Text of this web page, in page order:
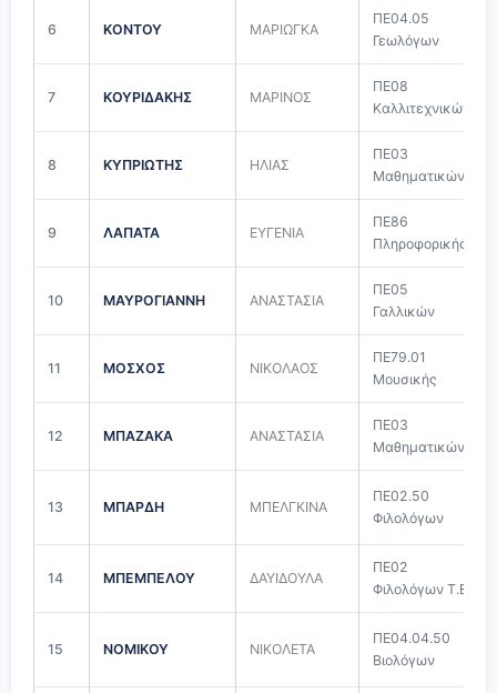
6 ΚΟΝΤΟΥ ΜΑΡΙΩΓΚΑ
ΠΕ04.05
Γεωλόγων
7 ΚΟΥΡΙΔΑΚΗΣ ΜΑΡΙΝΟΣ
ΠΕ08
Καλλιτεχνικών
8 ΚΥΠΡΙΩΤΗΣ ΗΛΙΑΣ
ΠΕ03
Μαθηματικών
9 ΛΑΠΑΤΑ ΕΥΓΕΝΙΑ
ΠΕ86
Πληροφορικής
10 ΜΑΥΡΟΓΙΑΝΝΗ ΑΝΑΣΤΑΣΙΑ
ΠΕ05
Γαλλικών
11 ΜΟΣΧΟΣ ΝΙΚΟΛΑΟΣ
ΠΕ79.01
Μουσικής
12 ΜΠΑΖΑΚΑ ΑΝΑΣΤΑΣΙΑ
ΠΕ03
Μαθηματικών
13 ΜΠΑΡΔΗ ΜΠΕΛΓΚΙΝΑ
ΠΕ02.50
Φιλολόγων
14 ΜΠΕΜΠΕΛΟΥ ΔΑΥΙΔΟΥΛΑ
ΠΕ02
Φιλολόγων Τ.Ε.
15 ΝΟΜΙΚΟΥ ΝΙΚΟΛΕΤΑ
ΠΕ04.04.50
Βιολόγων